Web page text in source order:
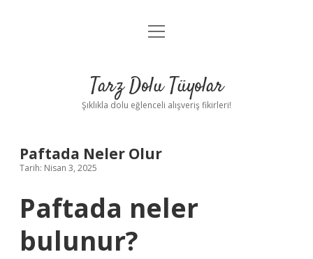
Anasayfa
Yasal Uyarı
menüyü
Tarz Dolu Tüyolar
Şıklıkla dolu eğlenceli alışveriş fikirleri!
Paftada Neler Olur
Tarih: Nisan 3, 2025
Paftada neler
bulunur?